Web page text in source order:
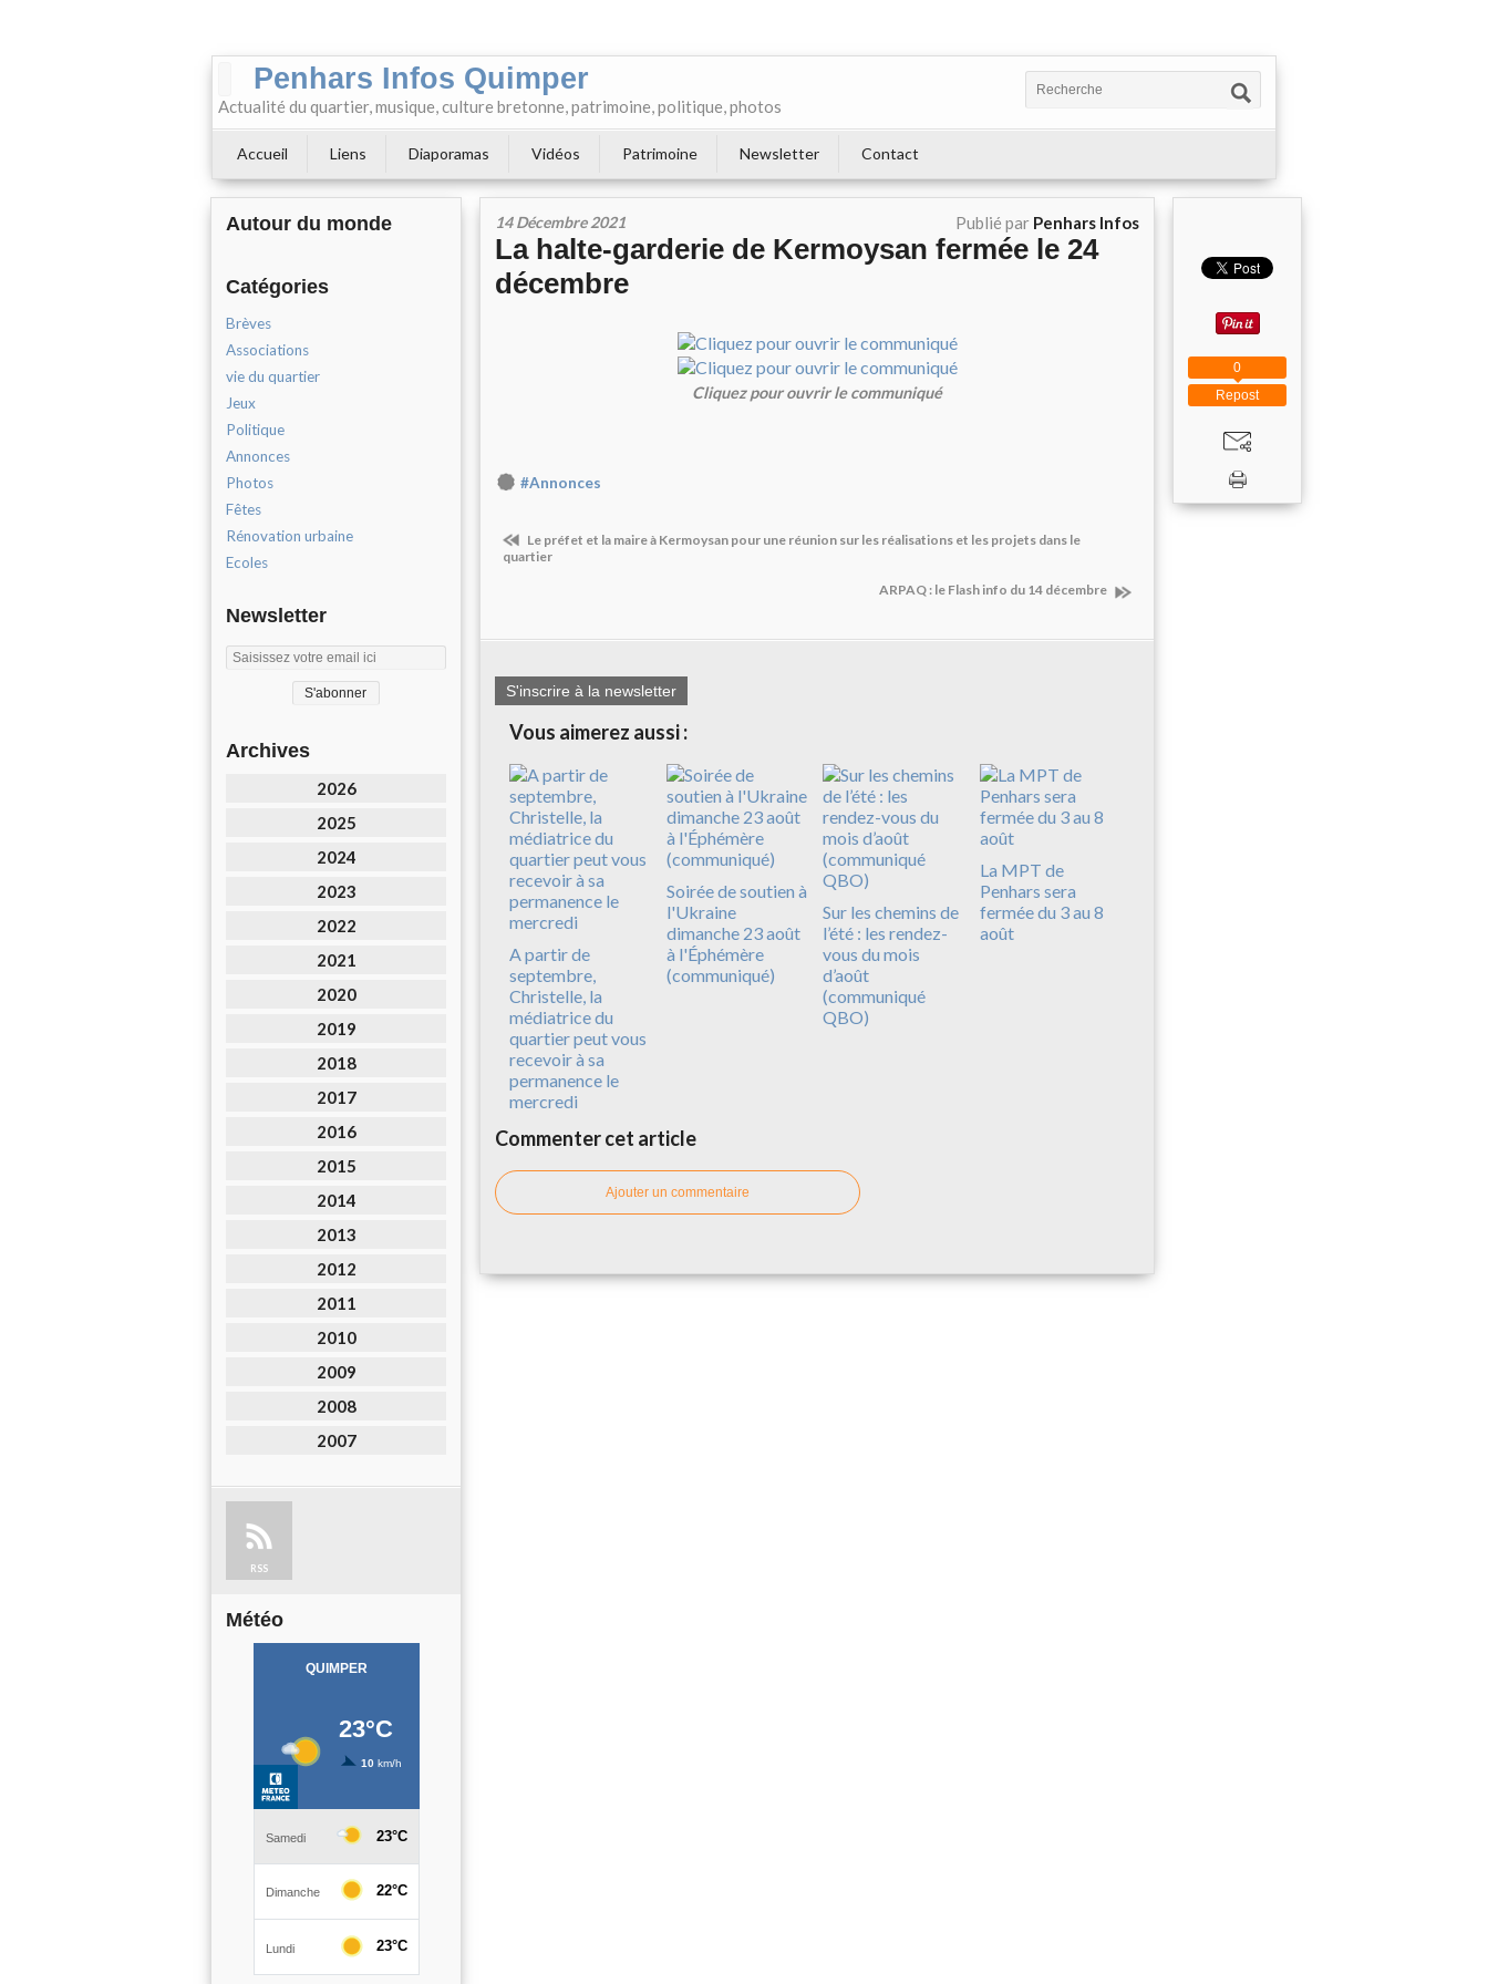
Penhars Infos Quimper
Actualité du quartier, musique, culture bretonne, patrimoine, politique, photos
Accueil Liens Diaporamas Vidéos Patrimoine Newsletter Contact
Autour du monde
Catégories
Brèves
Associations
vie du quartier
Jeux
Politique
Annonces
Photos
Fêtes
Rénovation urbaine
Ecoles
Newsletter
Archives
2026
2025
2024
2023
2022
2021
2020
2019
2018
2017
2016
2015
2014
2013
2012
2011
2010
2009
2008
2007
RSS
Météo
14 Décembre 2021 Publié par Penhars Infos
La halte-garderie de Kermoysan fermée le 24
décembre
Cliquez pour ouvrir le communiqué
#Annonces
Le préfet et la maire à Kermoysan pour une réunion sur les réalisations et les projets dans le
quartier
ARPAQ : le Flash info du 14 décembre
S'inscrire à la newsletter
Vous aimerez aussi :
A partir de
septembre,
Christelle, la
médiatrice du
quartier peut vous
recevoir à sa
permanence le
mercredi
Soirée de soutien à
l'Ukraine
dimanche 23 août
à l'Éphémère
(communiqué)
Sur les chemins de
l’été : les rendez-
vous du mois
d’août
(communiqué
QBO)
La MPT de
Penhars sera
fermée du 3 au 8
août
Commenter cet article
Ajouter un commentaire
Repost
0